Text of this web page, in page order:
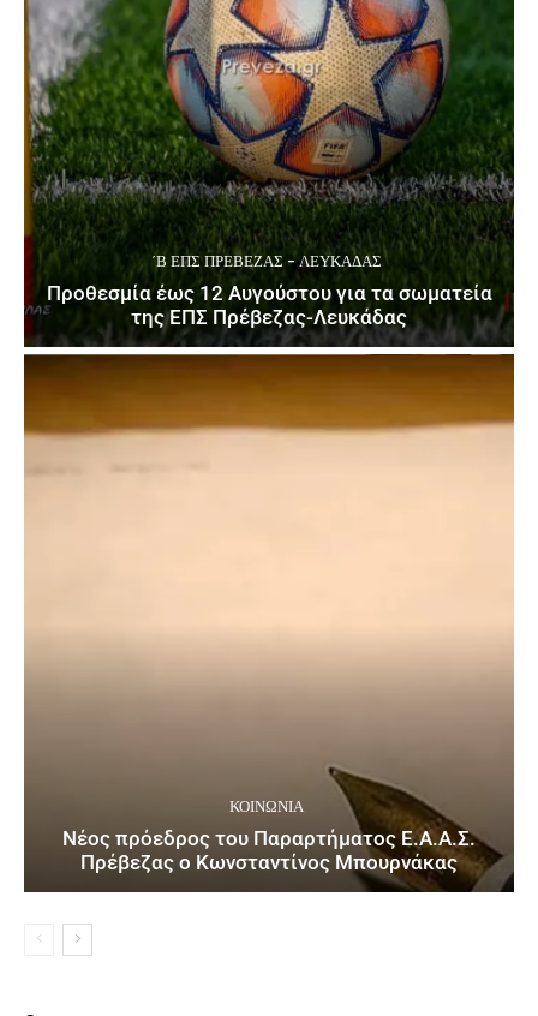
΄Β ΕΠΣ ΠΡΈΒΕΖΑΣ - ΛΕΥΚΆΔΑΣ
Προθεσμία έως 12 Αυγούστου για τα σωματεία
της ΕΠΣ Πρέβεζας-Λευκάδας
ΚΟΙΝΩΝΙΑ
Νέος πρόεδρος του Παραρτήματος Ε.Α.Α.Σ.
Πρέβεζας ο Κωνσταντίνος Μπουρνάκας